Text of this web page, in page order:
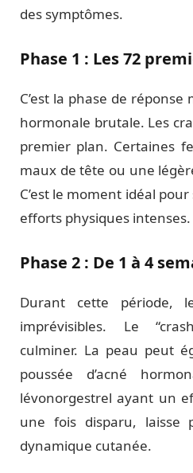
des symptômes.
Phase 1 : Les 72
C’est la phase de
hormonale brutale. Les
premier plan. Certaines
maux de tête ou une
C’est le moment idéal
efforts physiques intenses.
Phase 2 : De 1 à 4
Durant cette période,
imprévisibles. Le
culminer. La peau peut
poussée d’acné
lévonorgestrel ayant un
une fois disparu, laisse
dynamique cutanée.